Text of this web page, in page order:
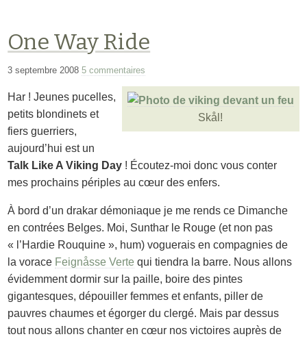
One Way Ride
3 septembre 20085 commentaires
Skål !
Har ! Jeunes pucelles,
petits blondinets et
fiers guerriers,
aujourd’hui est un
Talk Like A Viking Day ! Écoutez-moi donc vous conter
mes prochains périples au cœur des enfers.
À bord d’un drakar démoniaque je me rends ce Dimanche
en contrées Belges. Moi, Sunthar le Rouge (et non pas
« l’Hardie Rouquine », hum) voguerais en compagnies de
la vorace Feignåsse Verte qui tiendra la barre. Nous allons
évidemment dormir sur la paille, boire des pintes
gigantesques, dépouiller femmes et enfants, piller de
pauvres chaumes et égorger du clergé. Mais par dessus
tout nous allons chanter en cœur nos victoires auprès de